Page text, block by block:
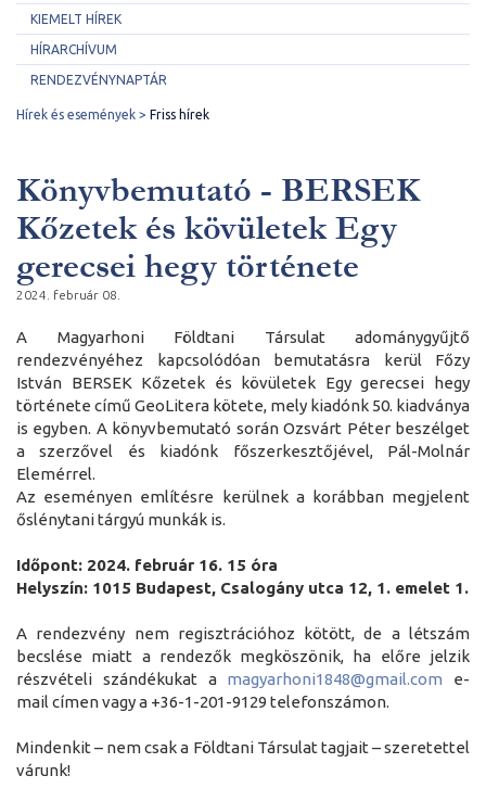
KIEMELT HÍREK
HÍRARCHÍVUM
RENDEZVÉNYNAPTÁR
Hírek és események Friss hírek
Könyvbemutató - BERSEK
Kőzetek és kövületek Egy
gerecsei hegy története
2024. február 08.
A Magyarhoni Földtani Társulat adománygyűjtő
rendezvényéhez kapcsolódóan bemutatásra kerül Főzy
István BERSEK Kőzetek és kövületek Egy gerecsei hegy
története című GeoLitera kötete, mely kiadónk 50. kiadványa
is egyben. A könyvbemutató során Ozsvárt Péter beszélget
a szerzővel és kiadónk főszerkesztőjével, Pál-Molnár
Elemérrel.
Az eseményen említésre kerülnek a korábban megjelent
őslénytani tárgyú munkák is.
Időpont: 2024. február 16. 15 óra
Helyszín: 1015 Budapest, Csalogány utca 12, 1. emelet 1.
A rendezvény nem regisztrációhoz kötött, de a létszám
becslése miatt a rendezők megköszönik, ha előre jelzik
részvételi szándékukat a magyarhoni1848@gmail.com e-
mail címen vagy a +36-1-201-9129 telefonszámon.
Mindenkit – nem csak a Földtani Társulat tagjait – szeretettel
várunk!